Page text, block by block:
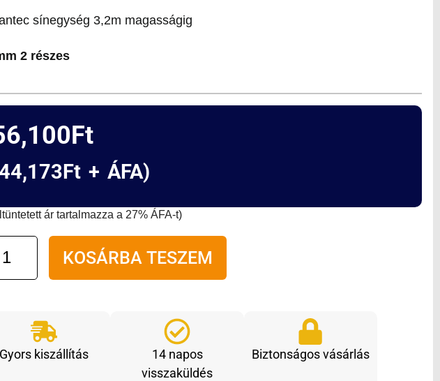
sínegység 3,2m magasságig
2 részes
Ft
Ft+ ÁFA)
ár tartalmazza a 27% ÁFA-t)
KOSÁRBA TESZEM
Gyors kiszállítás
14 napos
visszaküldés
Biztonságos vásárlás